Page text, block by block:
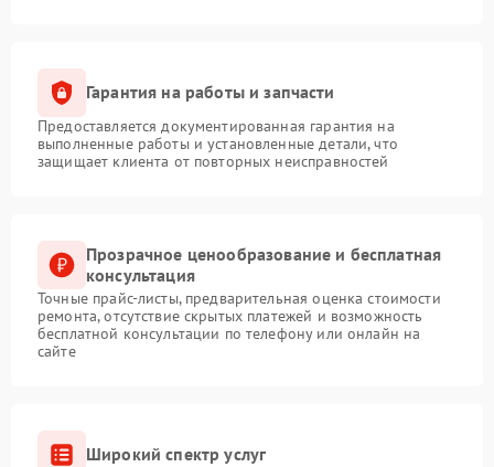
Гарантия на работы и запчасти
Предоставляется документированная гарантия на
выполненные работы и установленные детали, что
защищает клиента от повторных неисправностей
Прозрачное ценообразование и бесплатная
консультация
Точные прайс-листы, предварительная оценка стоимости
ремонта, отсутствие скрытых платежей и возможность
бесплатной консультации по телефону или онлайн на
сайте
Широкий спектр услуг